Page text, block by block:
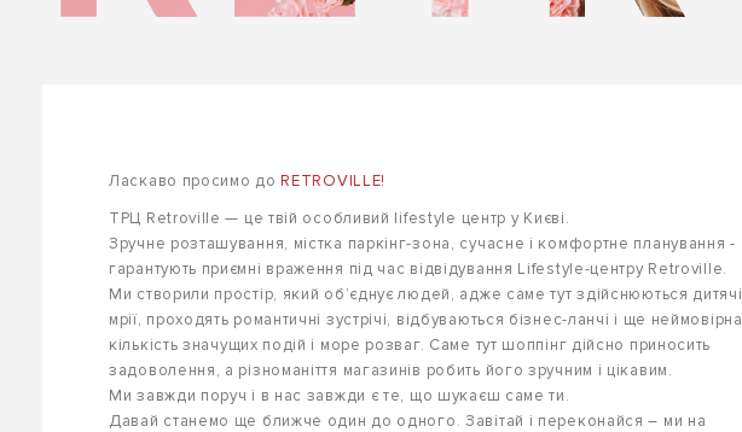
Ласкаво просимо до RETROVILLE!
ТРЦ Retroville — це твій особливий lifestyle центр у Києві.
Зручне розташування, містка паркінг-зона, сучасне і комфортне планування -
гарантують приємні враження під час відвідування Lifestуle-центру Retroville.
Ми створили простір, який об’єднує людей, адже саме тут здійснюються дитячі
мрії, проходять романтичні зустрічі, відбуваються бізнес-ланчі і ще неймовірна
кількість значущих подій і море розваг. Саме тут шоппінг дійсно приносить
задоволення, а різноманіття магазинів робить його зручним і цікавим.
Ми завжди поруч і в нас завжди є те, що шукаєш саме ти.
Давай станемо ще ближче один до одного. Завітай і переконайся – ми на